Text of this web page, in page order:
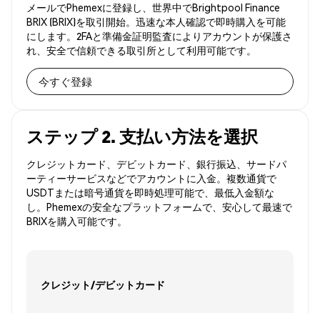
メールでPhemexに登録し、世界中でBrightpool Finance
BRIX (BRIX)を取引開始。迅速な本人確認で即時購入を可能
にします。2FAと準備金証明監査によりアカウントが保護さ
れ、安全で信頼できる取引所として利用可能です。
今すぐ登録
ステップ 2. 支払い方法を選択
クレジットカード、デビットカード、銀行振込、サードパ
ーティーサービスなどでアカウントに入金。複数通貨で
USDTまたは暗号通貨を即時処理可能で、最低入金額な
し。Phemexの安全なプラットフォームで、安心して最速で
BRIXを購入可能です。
クレジット/デビットカード